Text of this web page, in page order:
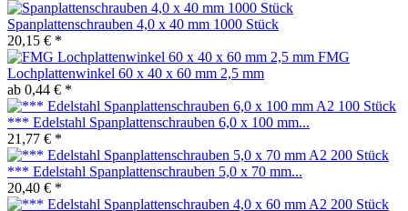
Spanplattenschrauben 4,0 x 40 mm 1000 Stück
20,15 € *
FMG
Lochplattenwinkel 60 x 40 x 60 mm 2,5 mm
ab 0,44 € *
*** Edelstahl Spanplattenschrauben 6,0 x 100 mm...
21,77 € *
*** Edelstahl Spanplattenschrauben 5,0 x 70 mm...
20,40 € *